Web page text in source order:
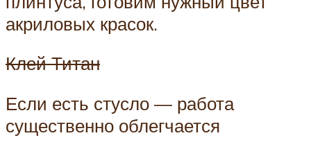
акриловых красок.
Клей Титан
Если есть стусло — работа
существенно облегчается